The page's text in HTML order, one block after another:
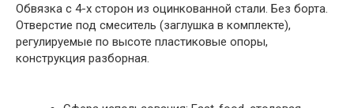
Обвязка с 4-х сторон из оцинкованной стали. Без борта.
Отверстие под смеситель (заглушка в комплекте),
регулируемые по высоте пластиковые опоры,
конструкция разборная.